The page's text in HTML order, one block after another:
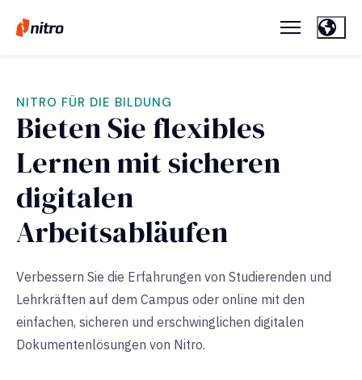
NITRO FÜR DIE BILDUNG
Bieten Sie flexibles
Lernen mit sicheren
digitalen
Arbeitsabläufen
Verbessern Sie die Erfahrungen von Studierenden und
Lehrkräften auf dem Campus oder online mit den
einfachen, sicheren und erschwinglichen digitalen
Dokumentenlösungen von Nitro.